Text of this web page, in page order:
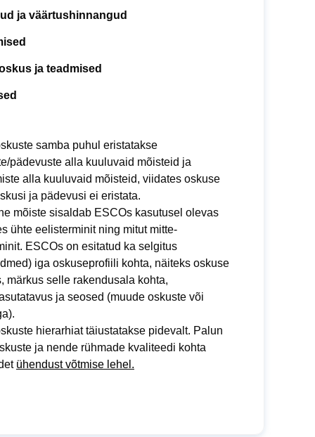
ja väärtushinnangud
ja teadmised
samba puhul eristatakse
pädevuste alla kuuluvaid mõisteid ja
alla kuuluvaid mõisteid, viidates oskuse
ja pädevusi ei eristata.
mõiste sisaldab ESCOs kasutusel olevas
ühte eelisterminit ning mitut mitte-
ESCOs on esitatud ka selgitus
iga oskuseprofiili kohta, näiteks oskuse
märkus selle rakendusala kohta,
ja seosed (muude oskuste või
hierarhiat täiustatakse pidevalt. Palun
ja nende rühmade kvaliteedi kohta
ühendust võtmise lehel.